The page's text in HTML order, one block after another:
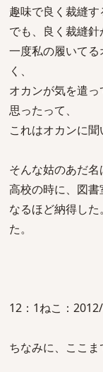
趣味で良く裁縫す
でも、良く裁縫針
一度私の履いて
く、
オカンが気を遣
思ったって、
これはオカンに聞
そんな姑のあだ名
高校の時に、図書
なるほど納得し
た。
12：1ねこ：
ちなみに、ここ